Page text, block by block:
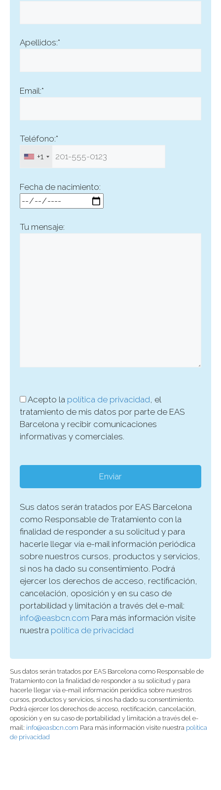
Apellidos:*
Email:*
Teléfono:*
+1
Fecha de nacimiento:
Tu mensaje:
Acepto la política de privacidad, el
tratamiento de mis datos por parte de EAS
Barcelona y recibir comunicaciones
informativas y comerciales.
Sus datos serán tratados por EAS Barcelona
como Responsable de Tratamiento con la
finalidad de responder a su solicitud y para
hacerle llegar vía e-mail información periódica
sobre nuestros cursos, productos y servicios,
si nos ha dado su consentimiento. Podrá
ejercer los derechos de acceso, rectificación,
cancelación, oposición y en su caso de
portabilidad y limitación a través del e-mail:
info@easbcn.com Para más información visite
nuestra política de privacidad
Sus datos serán tratados por EAS Barcelona como Responsable de
Tratamiento con la finalidad de responder a su solicitud y para
hacerle llegar vía e-mail información periódica sobre nuestros
cursos, productos y servicios, si nos ha dado su consentimiento.
Podrá ejercer los derechos de acceso, rectificación, cancelación,
oposición y en su caso de portabilidad y limitación a través del e-
mail: info@easbcn.com Para más información visite nuestra política
de privacidad